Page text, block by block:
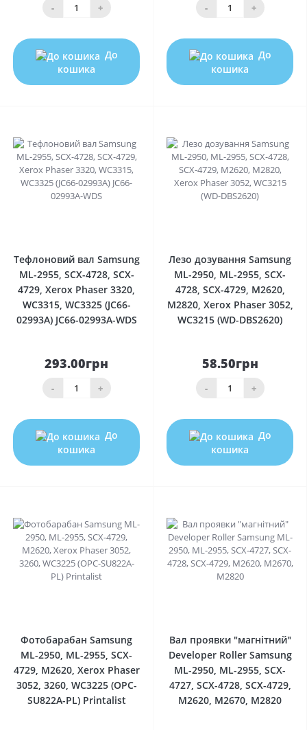
- +
До
кошика
- +
До
кошика
Тефлоновий вал Samsung
ML-2955, SCX-4728, SCX-
4729, Xerox Phaser 3320,
WC3315, WC3325 (JC66-
02993A) JC66-02993A-WDS
293.00грн
- +
До
кошика
Лезо дозування Samsung
ML-2950, ML-2955, SCX-
4728, SCX-4729, M2620,
M2820, Xerox Phaser 3052,
WC3215 (WD-DBS2620)
58.50грн
- +
До
кошика
Фотобарабан Samsung
ML-2950, ML-2955, SCX-
4729, M2620, Xerox Phaser
3052, 3260, WC3225 (OPC-
SU822A-PL) Printalist
Вал проявки "магнітний"
Developer Roller Samsung
ML-2950, ML-2955, SCX-
4727, SCX-4728, SCX-4729,
M2620, M2670, M2820